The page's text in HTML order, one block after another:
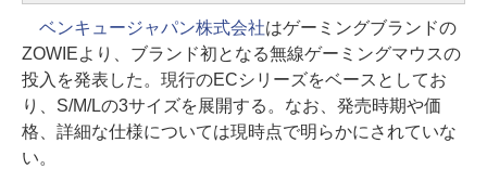
ベンキュージャパン株式会社はゲーミングブランドの
ZOWIEより、ブランド初となる無線ゲーミングマウスの
投入を発表した。現行のECシリーズをベースとしてお
り、S/M/Lの3サイズを展開する。なお、発売時期や価
格、詳細な仕様については現時点で明らかにされていな
い。